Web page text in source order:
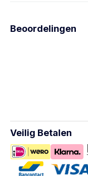
Beoordelingen
Veilig Betalen